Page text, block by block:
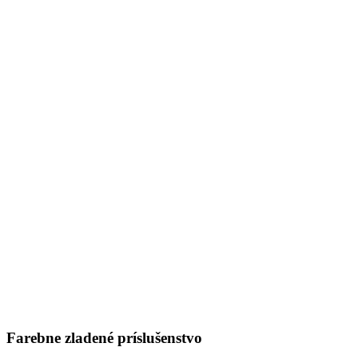
Farebne zladené príslušenstvo